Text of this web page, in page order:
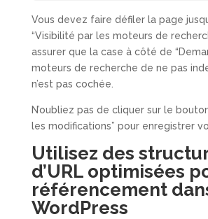
Vous devez faire défiler la page
“Visibilité par les moteurs de
assurer que la case à côté de
moteurs de recherche de ne pas
n’est pas cochée.
N’oubliez pas de cliquer sur le
les modifications” pour enregistrer
Utilisez des
d’URL optimisées
référencement
WordPress